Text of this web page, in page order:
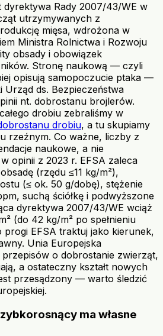
dyrektywa Rady 2007/43/WE w
utrzymywanych z
mięsa, wdrożona w
Ministra Rolnictwa i Rozwoju
obsady i obowiązek
Stronę naukową — czyli
opisują samopoczucie ptaka —
Urząd ds. Bezpieczeństwa
nt. dobrostanu brojlerów.
drobiu zebraliśmy w
drobiu, a tu skupiamy
rzeźnym. Co ważne, liczby z
naukowe, a nie
opinii z 2023 r. EFSA zaleca
(rzędu ≤11 kg/m²),
(≤ ok. 50 g/dobę), stężenie
suchą ściółkę i podwyższone
dyrektywa 2007/43/WE wciąż
(do 42 kg/m² po spełnieniu
EFSA traktuj jako kierunek,
Unia Europejska
przepisów o dobrostanie zwierząt,
a ostateczny kształt nowych
przesądzony — warto śledzić
ma własne